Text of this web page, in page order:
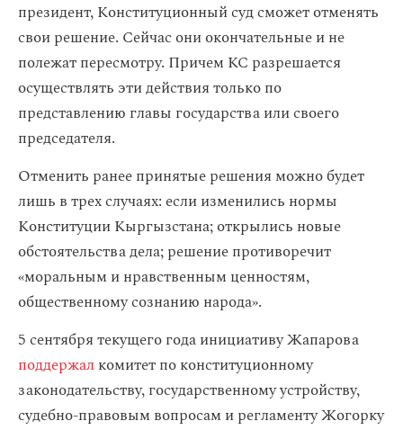
президент, Конституционный суд сможет отменять
свои решение. Сейчас они окончательные и не
полежат пересмотру. Причем КС разрешается
осуществлять эти действия только по
представлению главы государства или своего
председателя.
Отменить ранее принятые решения можно будет
лишь в трех случаях: если изменились нормы
Конституции Кыргызстана; открылись новые
обстоятельства дела; решение противоречит
«моральным и нравственным ценностям,
общественному сознанию народа».
5 сентября текущего года инициативу Жапарова
поддержал комитет по конституционному
законодательству, государственному устройству,
судебно-правовым вопросам и регламенту Жогорку